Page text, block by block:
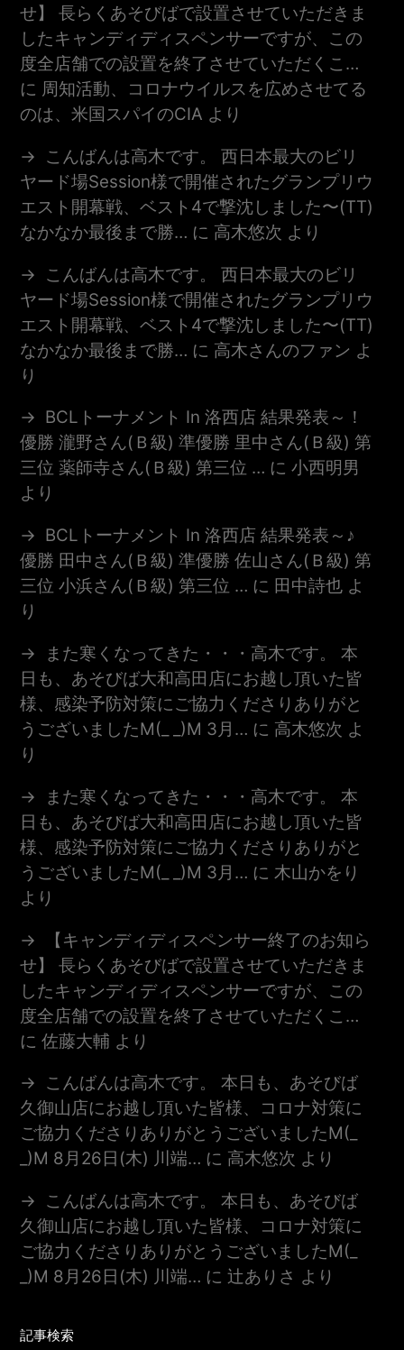
せ】 長らくあそびばで設置させていただきま
したキャンディディスペンサーですが、この
度全店舗での設置を終了させていただくこ…
に 周知活動、コロナウイルスを広めさせてる
のは、米国スパイのCIA より
こんばんは高木です。 西日本最大のビリ
ヤード場session様で開催されたグランプリウ
エスト開幕戦、ベスト4で撃沈しました〜(TT)
なかなか最後まで勝… に 高木悠次 より
こんばんは高木です。 西日本最大のビリ
ヤード場session様で開催されたグランプリウ
エスト開幕戦、ベスト4で撃沈しました〜(TT)
なかなか最後まで勝… に 高木さんのファン よ
り
BCLトーナメント In 洛西店 結果発表～！
優勝 瀧野さん(Ｂ級) 準優勝 里中さん(Ｂ級) 第
三位 薬師寺さん(Ｂ級) 第三位 … に小西明男
より
BCLトーナメント In 洛西店 結果発表～♪
優勝 田中さん(Ｂ級) 準優勝 佐山さん(Ｂ級) 第
三位 小浜さん(Ｂ級) 第三位 … に 田中詩也 よ
り
また寒くなってきた・・・高木です。 本
日も、あそびば大和高田店にお越し頂いた皆
様、感染予防対策にご協力くださりありがと
うございましたm(_ _)m 3月… に 高木悠次 よ
り
また寒くなってきた・・・高木です。 本
日も、あそびば大和高田店にお越し頂いた皆
様、感染予防対策にご協力くださりありがと
うございましたm(_ _)m 3月… に木山かをり
より
【キャンディディスペンサー終了のお知ら
せ】 長らくあそびばで設置させていただきま
したキャンディディスペンサーですが、この
度全店舗での設置を終了させていただくこ…
に佐藤大輔 より
こんばんは高木です。 本日も、あそびば
久御山店にお越し頂いた皆様、コロナ対策に
ご協力くださりありがとうございましたm(_
_)m 8月26日(木) 川端… に 高木悠次 より
こんばんは高木です。 本日も、あそびば
久御山店にお越し頂いた皆様、コロナ対策に
ご協力くださりありがとうございましたm(_
_)m 8月26日(木) 川端… に辻ありさ より
記事検索